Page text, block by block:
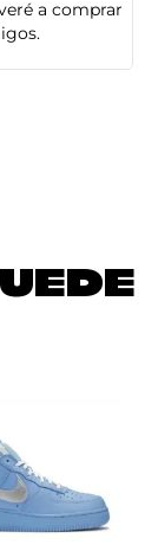
a comprar